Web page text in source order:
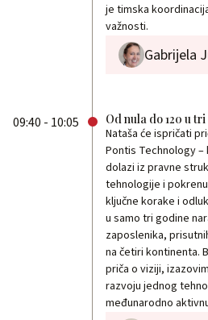
je timska
važnosti.
Gabrijela
09:40 - 10:05 Od nula do 120 u
Nataša će ispričati
Pontis Technology
dolazi iz pravne
tehnologije i
ključne korake i
u samo tri godine
zaposlenika,
na četiri kontinenta.
priča o viziji,
razvoju jednog
međunarodno